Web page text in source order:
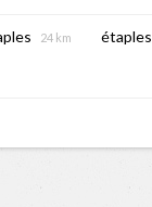
24 km étaples